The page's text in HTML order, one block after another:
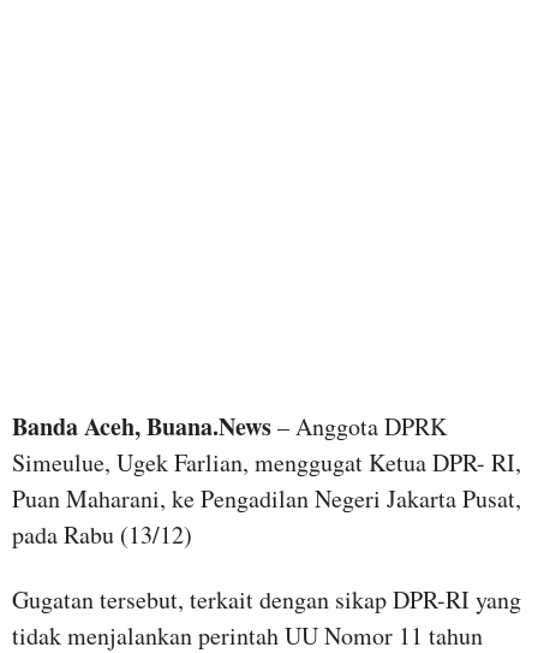
Banda Aceh, Buana.News– Anggota DPRK
Simeulue, Ugek Farlian, menggugat Ketua DPR- RI,
Puan Maharani, ke Pengadilan Negeri Jakarta Pusat,
pada Rabu (13/12)
Gugatan tersebut, terkait dengan sikap DPR-RI yang
tidak menjalankan perintah UU Nomor 11 tahun